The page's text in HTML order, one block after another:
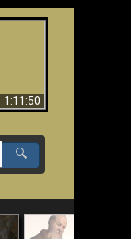
1:11:50
🔍